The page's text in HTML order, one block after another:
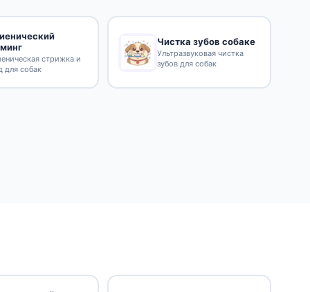
стрижка и
для собак
Чистка зубов собаке
Ультразвуковая чистка
зубов для собак